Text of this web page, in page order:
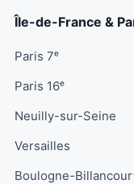
Île-de-France &
Paris 7ᵉ
Paris 16ᵉ
Neuilly-sur-Seine
Versailles
Boulogne-